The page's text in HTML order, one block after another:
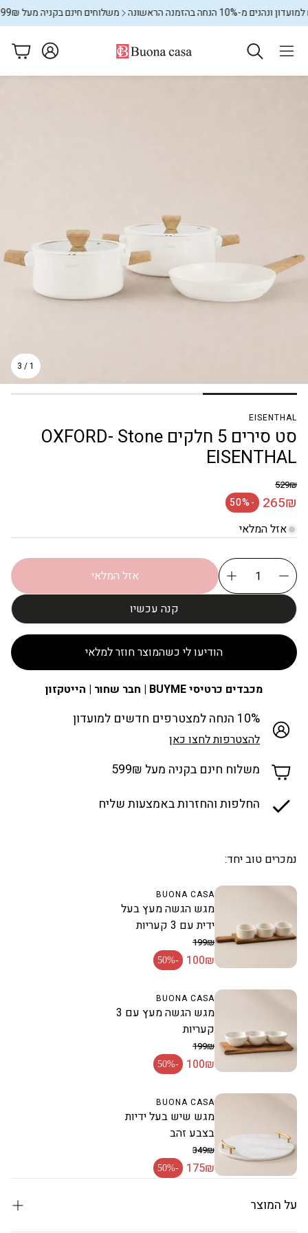
הנחה בהזמנה הראשונה משלוחים חינם בקניה מעל 599₪
1
/
3
EISENTHAL
סט סירים 5 חלקים OXFORD- Stone
EISENTHAL
265₪
-50%
מחיר מבצע
מחיר רגיל
529₪
אזל המלאי
אזל המלאי
קנה עכשיו
הודיעו לי כשהמוצר חוזר למלאי
מכבדים כרטיסי BUYME | חבר שחור | הייטקזון
10% הנחה למצטרפים חדשים למועדון
להצטרפות לחצו כאן
משלוח חינם בקניה מעל 599₪
החלפות והחזרות באמצעות שליח
נמכרים טוב יחד:
BUONA CASA
מגש הגשה מעץ בעל
ידית עם 3 קעריות
100₪
-50%
מחיר מבצע
מחיר רגיל
199₪
BUONA CASA
מגש הגשה מעץ עם 3
קעריות
100₪
-50%
מחיר מבצע
מחיר רגיל
199₪
BUONA CASA
מגש שיש בעל ידיות
בצבע זהב
175₪
-50%
מחיר מבצע
מחיר רגיל
349₪
על המוצר